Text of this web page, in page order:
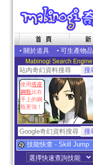
• 關於道具 • 可生產物品
Mabinogi Search Engine
使用塔座
鋼瓶比在
手上的鋼
瓶更強！
技能快查 - Skill Jump